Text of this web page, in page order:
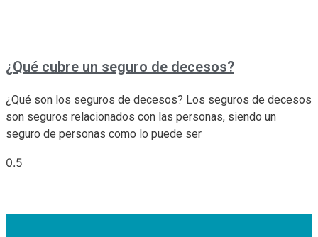
¿Qué cubre un seguro de decesos?
¿Qué son los seguros de decesos? Los seguros de decesos
son seguros relacionados con las personas, siendo un
seguro de personas como lo puede ser